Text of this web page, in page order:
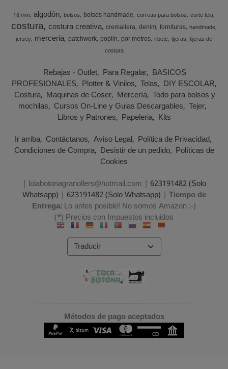
18 mm algodón bolsos bolsos handmade correas para bolsos corte tela
costura costura creativa cremallera denim fornituras handmade
jersey merceria patchwork poplin por metros ribete tijeras tijeras de
costura
Rebajas - Outlet Para Regalar BASICOS
PROFESIONALES Plotter & Vinilos Telas DIY ESCOLAR
Costura Maquinas de Coser Mercería Todo para bolsos y
mochilas Cursos On-Line y Guias Descargables Tejer
Libros y Patrones Papeleria Kits
Ir arriba Contáctanos Aviso Legal Política de Privacidad
Condiciones de Compra Desistir de un pedido Políticas de
Cookies
| lolabotonagranollers@hotmail.com | 623191482 (Solo
Whatsapp) | 623191482 (Solo Whatsapp) | Tiempo de
Entrega:Lo antes posible! No somos Amazon :-)
(*) Precios con Impuestos incluidos
Métodos de pago aceptados